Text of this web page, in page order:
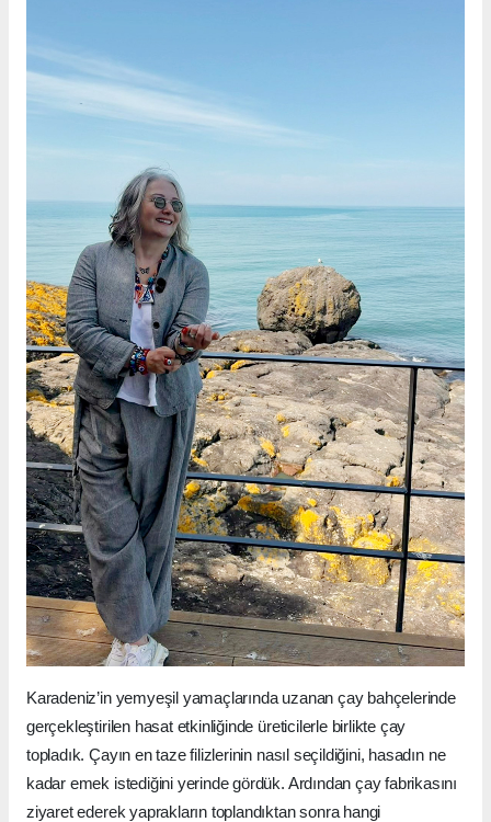
Karadeniz’in yemyeşil yamaçlarında uzanan çay bahçelerinde
gerçekleştirilen hasat etkinliğinde üreticilerle birlikte çay
topladık. Çayın en taze filizlerinin nasıl seçildiğini, hasadın ne
kadar emek istediğini yerinde gördük. Ardından çay fabrikasını
ziyaret ederek yaprakların toplandıktan sonra hangi